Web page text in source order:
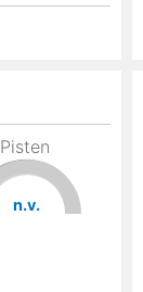
Pisten
n.v.